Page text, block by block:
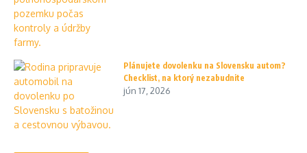
Plánujete dovolenku na Slovensku autom?
Checklist, na ktorý nezabudnite
jún 17, 2026